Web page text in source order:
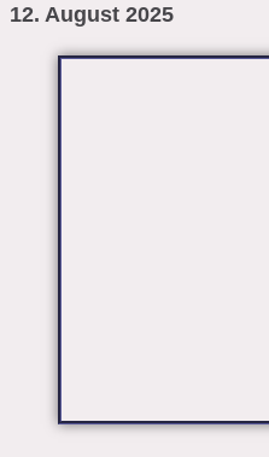
12. August 2025